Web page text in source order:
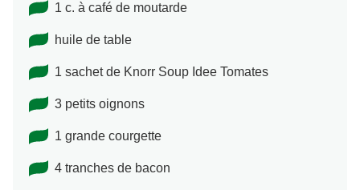
1 c. à café de moutarde
huile de table
1 sachet de Knorr Soup Idee Tomates
3 petits oignons
1 grande courgette
4 tranches de bacon